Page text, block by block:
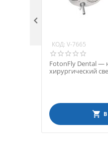
КОД: V-7665
FotonFly Dental —
хирургический
